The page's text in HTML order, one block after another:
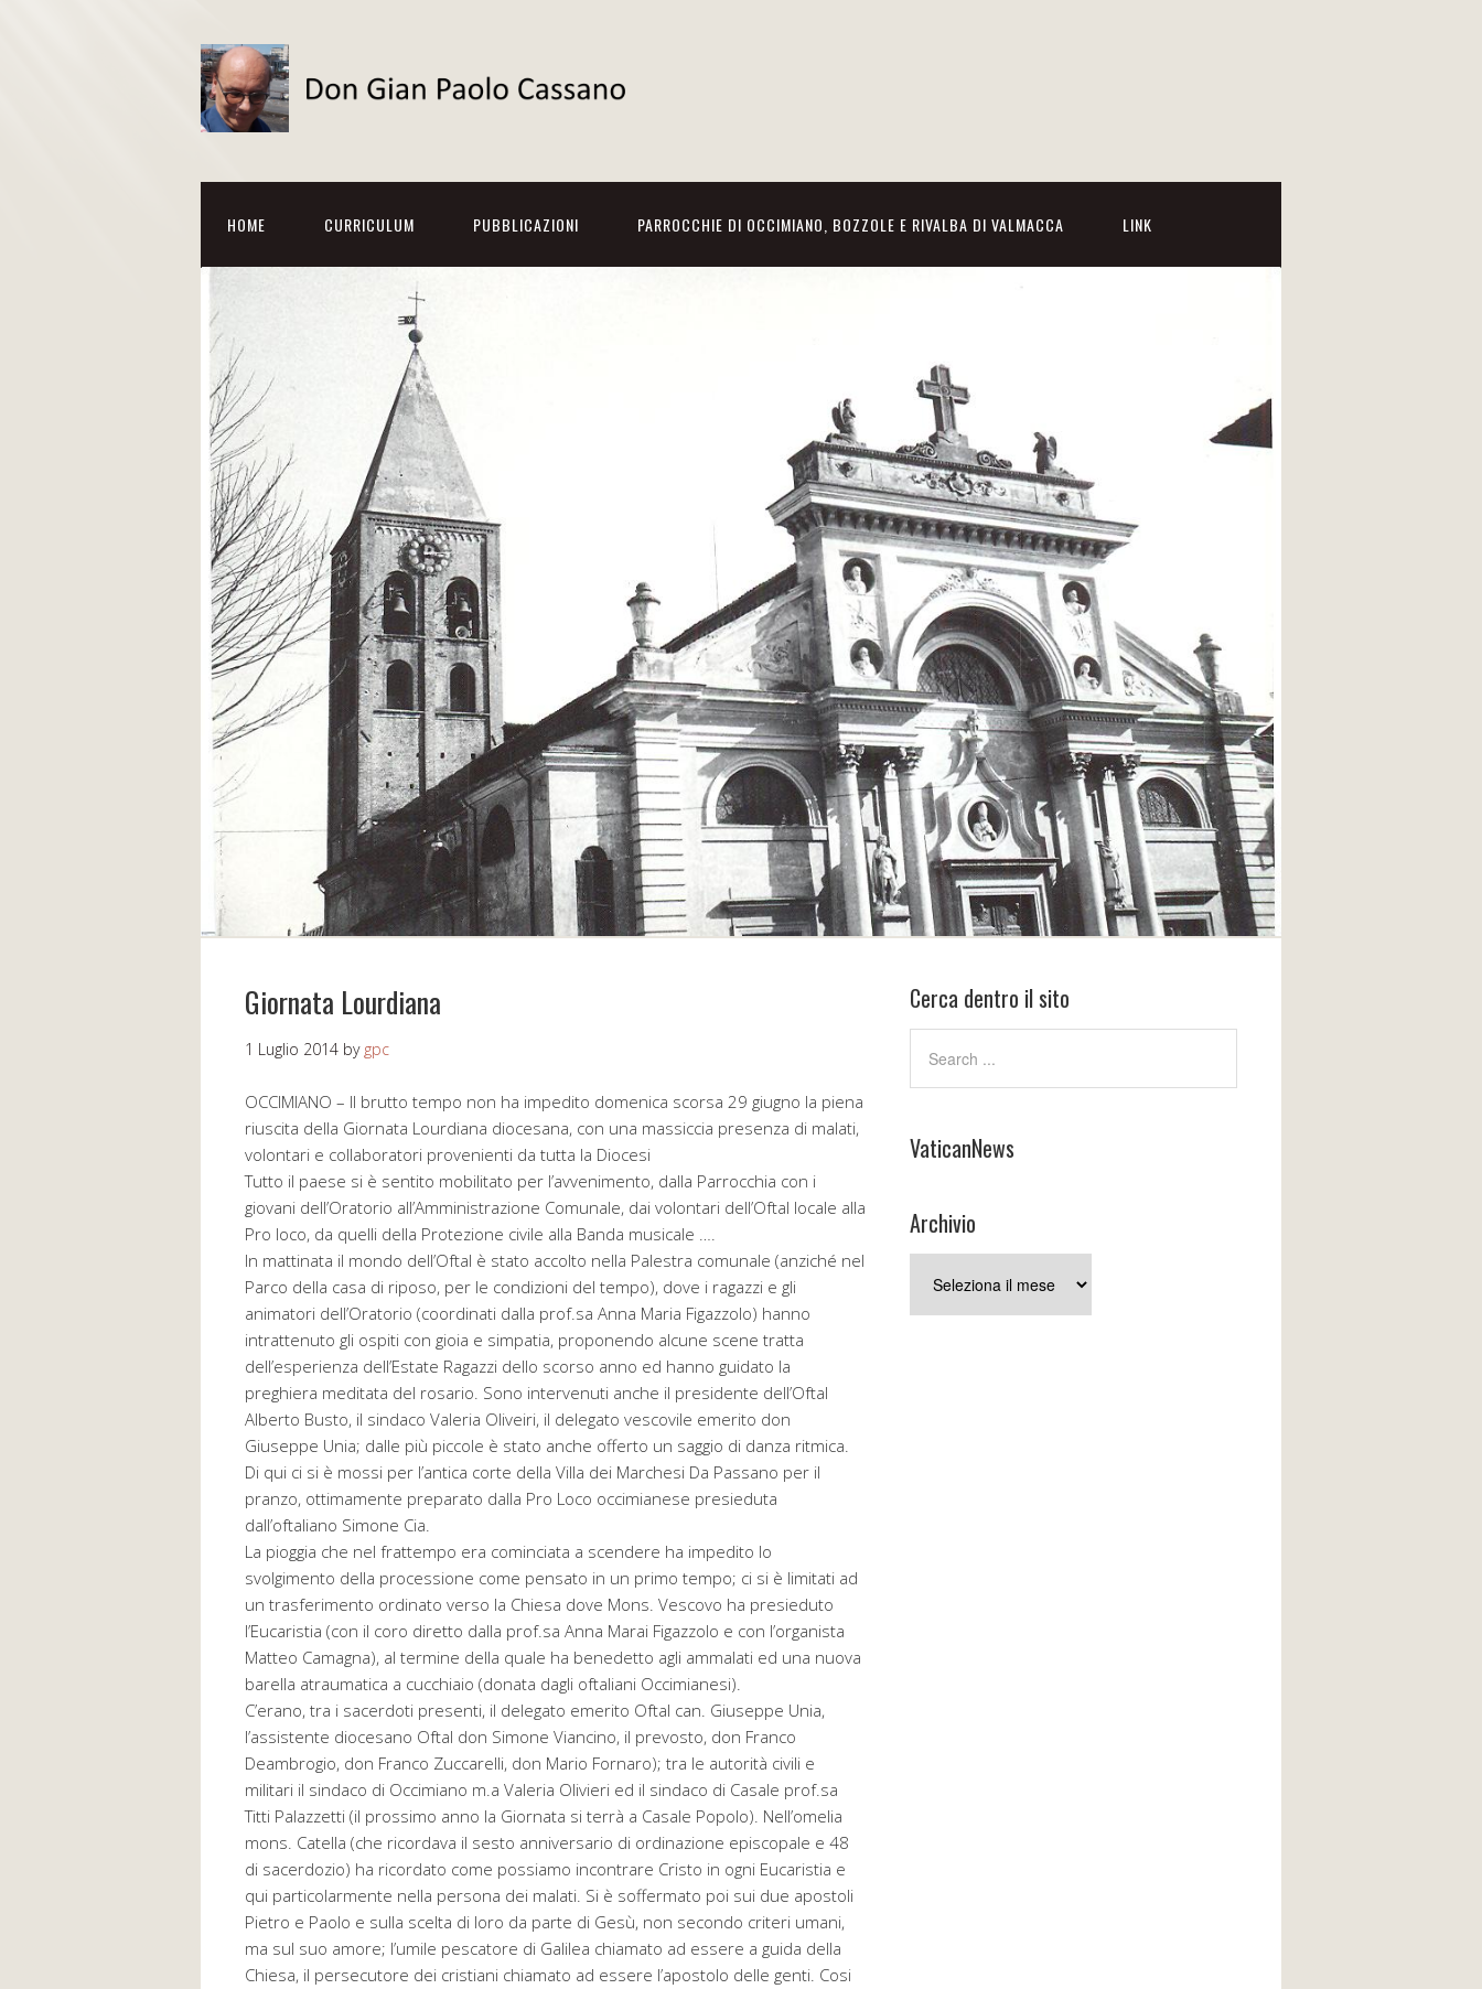
HOME CURRICULUM PUBBLICAZIONI PARROCCHIE DI OCCIMIANO, BOZZOLE E RIVALBA DI VALMACCA LINK
Giornata Lourdiana
1 Luglio 2014 by gpc
OCCIMIANO – Il brutto tempo non ha impedito domenica scorsa 29 giugno la piena
riuscita della Giornata Lourdiana diocesana, con una massiccia presenza di malati,
volontari e collaboratori provenienti da tutta la Diocesi
Tutto il paese si è sentito mobilitato per l’avvenimento, dalla Parrocchia con i
giovani dell’Oratorio all’Amministrazione Comunale, dai volontari dell’Oftal locale alla
Pro loco, da quelli della Protezione civile alla Banda musicale ….
In mattinata il mondo dell’Oftal è stato accolto nella Palestra comunale (anziché nel
Parco della casa di riposo, per le condizioni del tempo), dove i ragazzi e gli
animatori dell’Oratorio (coordinati dalla prof.sa Anna Maria Figazzolo) hanno
intrattenuto gli ospiti con gioia e simpatia, proponendo alcune scene tratta
dell’esperienza dell’Estate Ragazzi dello scorso anno ed hanno guidato la
preghiera meditata del rosario. Sono intervenuti anche il presidente dell’Oftal
Alberto Busto, il sindaco Valeria Oliveiri, il delegato vescovile emerito don
Giuseppe Unia; dalle più piccole è stato anche offerto un saggio di danza ritmica.
Di qui ci si è mossi per l’antica corte della Villa dei Marchesi Da Passano per il
pranzo, ottimamente preparato dalla Pro Loco occimianese presieduta
dall’oftaliano Simone Cia.
La pioggia che nel frattempo era cominciata a scendere ha impedito lo
svolgimento della processione come pensato in un primo tempo; ci si è limitati ad
un trasferimento ordinato verso la Chiesa dove Mons. Vescovo ha presieduto
l’Eucaristia (con il coro diretto dalla prof.sa Anna Marai Figazzolo e con l’organista
Matteo Camagna), al termine della quale ha benedetto agli ammalati ed una nuova
barella atraumatica a cucchiaio (donata dagli oftaliani Occimianesi).
C’erano, tra i sacerdoti presenti, il delegato emerito Oftal can. Giuseppe Unia,
l’assistente diocesano Oftal don Simone Viancino, il prevosto, don Franco
Deambrogio, don Franco Zuccarelli, don Mario Fornaro); tra le autorità civili e
militari il sindaco di Occimiano m.a Valeria Olivieri ed il sindaco di Casale prof.sa
Titti Palazzetti (il prossimo anno la Giornata si terrà a Casale Popolo). Nell’omelia
mons. Catella (che ricordava il sesto anniversario di ordinazione episcopale e 48
di sacerdozio) ha ricordato come possiamo incontrare Cristo in ogni Eucaristia e
qui particolarmente nella persona dei malati. Si è soffermato poi sui due apostoli
Pietro e Paolo e sulla scelta di loro da parte di Gesù, non secondo criteri umani,
ma sul suo amore; l’umile pescatore di Galilea chiamato ad essere a guida della
Chiesa, il persecutore dei cristiani chiamato ad essere l’apostolo delle genti. Cosi
Cerca dentro il sito
VaticanNews
Archivio